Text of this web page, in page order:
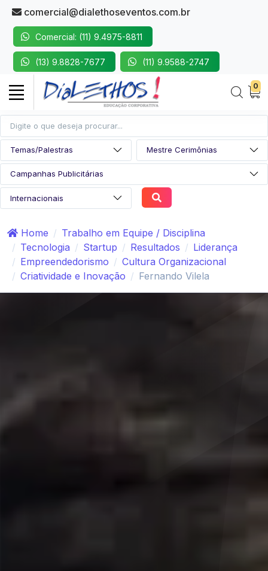
comercial@dialethoseventos.com.br
Comercial: (11) 9.4975-8811
(13) 9.8828-7677 (11) 9.9588-2747
0
Home
Trabalho em Equipe / Disciplina
Tecnologia
Startup Resultados
Liderança
Empreendedorismo
Cultura Organizacional
Criatividade e Inovação
Fernando Vilela